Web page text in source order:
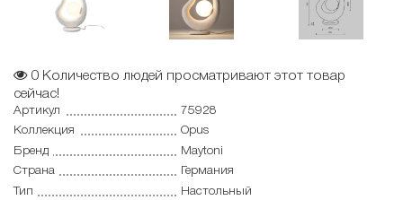
0 Количество людей просматривают этот товар
сейчас!
Артикул
75928
Коллекция
Opus
Бренд
Maytoni
Страна
Германия
Тип
Настольный